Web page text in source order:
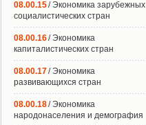
08.00.15/ Экономика зарубежных
социалистических стран
08.00.16/ Экономика
капиталистических стран
08.00.17/ Экономика
развивающихся стран
08.00.18/ Экономика
народонаселения и демография